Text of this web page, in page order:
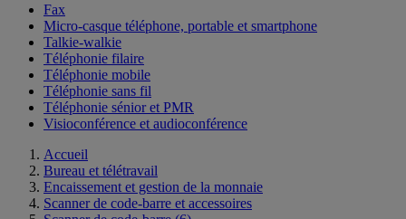
Fax
Micro-casque téléphone, portable et smartphone
Talkie-walkie
Téléphonie filaire
Téléphonie mobile
Téléphonie sans fil
Téléphonie sénior et PMR
Visioconférence et audioconférence
Accueil
Bureau et télétravail
Encaissement et gestion de la monnaie
Scanner de code-barre et accessoires